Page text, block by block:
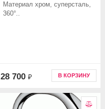
Материал хром, суперсталь,
360°..
28 700 ₽ В КОРЗИНУ